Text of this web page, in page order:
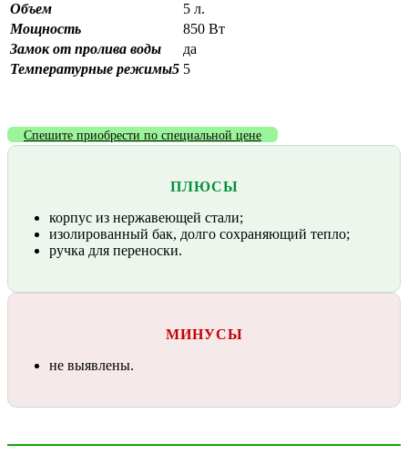
Объем
5 л.
Мощность
850 Вт
Замок от пролива воды
да
Температурные режимы5 5
Спешите приобрести по специальной цене
ПЛЮСЫ
корпус из нержавеющей стали;
изолированный бак, долго сохраняющий тепло;
ручка для переноски.
МИНУСЫ
не выявлены.